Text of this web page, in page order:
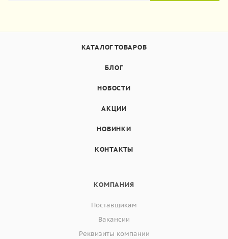
КАТАЛОГ ТОВАРОВ
БЛОГ
НОВОСТИ
АКЦИИ
НОВИНКИ
КОНТАКТЫ
КОМПАНИЯ
Поставщикам
Вакансии
Реквизиты компании